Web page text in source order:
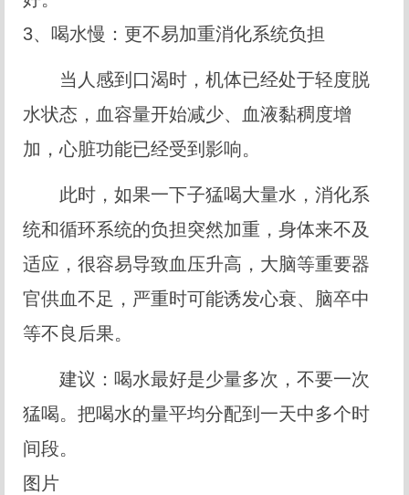
3、喝水慢：更不易加重消化系统负担
当人感到口渴时，机体已经处于轻度脱
水状态，血容量开始减少、血液黏稠度增
加，心脏功能已经受到影响。
此时，如果一下子猛喝大量水，消化系
统和循环系统的负担突然加重，身体来不及
适应，很容易导致血压升高，大脑等重要器
官供血不足，严重时可能诱发心衰、脑卒中
等不良后果。
建议：喝水最好是少量多次，不要一次
猛喝。把喝水的量平均分配到一天中多个时
间段。
图片